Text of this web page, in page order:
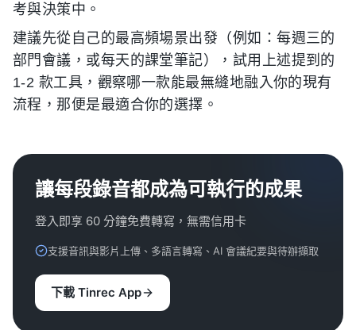
考與決策中。
建議先從自己的最高頻場景出發（例如：每週三的
部門會議，或每天的課堂筆記），試用上述提到的
1-2 款工具，觀察哪一款能最無縫地融入你的現有
流程，那便是最適合你的選擇。
讓每段錄音都成為可執行的成果
登入即享 60 分鐘免費轉寫，無需信用卡
支援音訊與影片上傳、多語言轉寫、AI 會議紀要與待辦擷取
下載 Tinrec App